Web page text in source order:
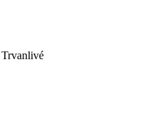
Trvanlivé